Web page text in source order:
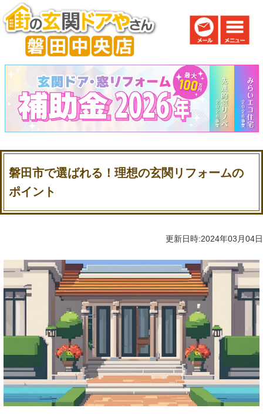
磐田市で選ばれる！理想の玄関リフォームの
ポイント
更新日時:2024年03月04日